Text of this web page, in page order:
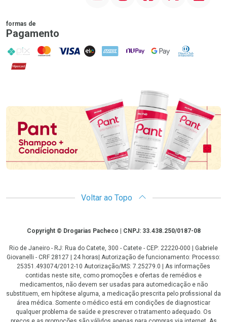
formas de
Pagamento
PIX MasterCard
VISA ELO AMEX NuPay Google PayDiners Club
Hipercard
Voltar ao Topo
CopyrightCopyright © Drogarias Pacheco | CNPJ: 33.438.250/0187-08
Rio de Janeiro - RJ: Rua do Catete, 300 - Catete - CEP: 22220-000 | Gabriele
Giovanelli - CRF 28127 | 24 horas| Autorização de funcionamento: Processo:
25351.493074/2012-10 Autorização/MS: 7.25279.0 | As informações
contidas neste site, como promoções e ofertas de remédios e
medicamentos, não devem ser usadas para automedicação e não
substituem, em hipótese alguma, a medicação prescrita pelo profissional da
área médica. Somente o médico está em condições de diagnosticar
qualquer problema de saúde e prescrever o tratamento adequado. Os